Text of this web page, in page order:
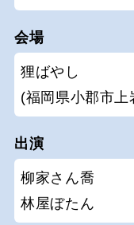
会場
狸ばやし
(福岡県小郡市
出演
柳家さん喬
林屋ぼたん